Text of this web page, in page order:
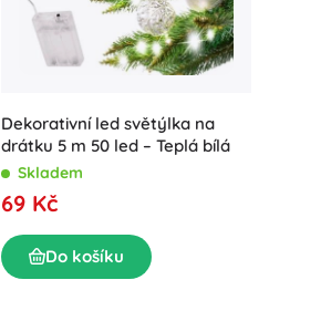
Dekorativní led světýlka na
drátku 5 m 50 led – Teplá bílá
Skladem
69 Kč
Do košíku